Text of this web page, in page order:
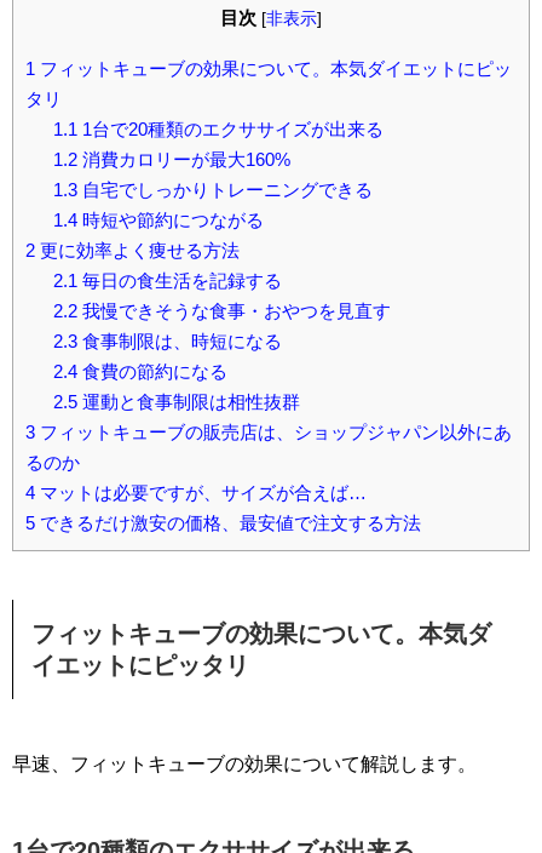
目次 [非表示]
1 フィットキューブの効果について。本気ダイエットにピッ
タリ
1.1 1台で20種類のエクササイズが出来る
1.2消費カロリーが最大160%
1.3自宅でしっかりトレーニングできる
1.4時短や節約につながる
2 更に効率よく痩せる方法
2.1 毎日の食生活を記録する
2.2我慢できそうな食事・おやつを見直す
2.3食事制限は、時短になる
2.4食費の節約になる
2.5運動と食事制限は相性抜群
3 フィットキューブの販売店は、ショップジャパン以外にあ
るのか
4 マットは必要ですが、サイズが合えば…
5 できるだけ激安の価格、最安値で注文する方法
フィットキューブの効果について。本気ダ
イエットにピッタリ
早速、フィットキューブの効果について解説します。